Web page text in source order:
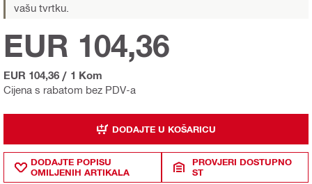
vašu tvrtku.
Cijena s rabatom bez PDV-a
EUR 104,36
EUR 104,36 / 1 Kom
DODAJTE U KOŠARICU
DODAJTE POPISU
OMILJENIH ARTIKALA
PROVJERI DOSTUPNO
ST